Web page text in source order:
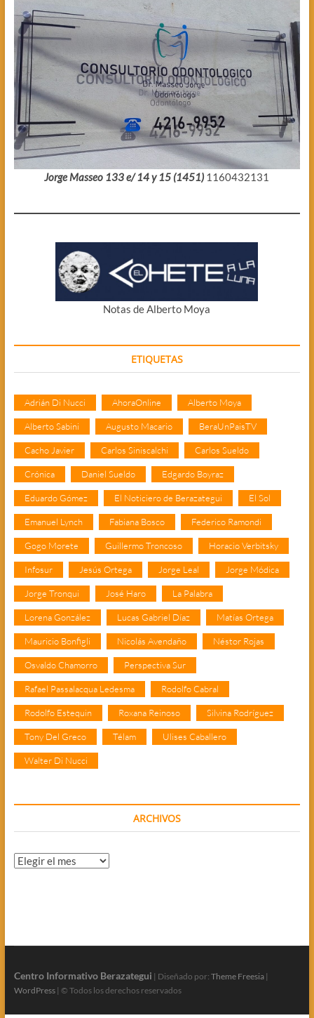
Jorge Masseo 133 e/ 14 y 15 (1451) 1160432131
Notas de Alberto Moya
ETIQUETAS
Adrián Di Nucci AhoraOnline Alberto Moya
Alberto Sabini Augusto Macario BeraUnPaisTV
Cacho Javier Carlos Siniscalchi Carlos Sueldo
Crónica Daniel Sueldo Edgardo Boyraz
Eduardo Gómez El Noticiero de Berazategui El Sol
Emanuel Lynch Fabiana Bosco Federico Ramondi
Gogo Morete Guillermo Troncoso Horacio Verbitsky
Infosur Jesús Ortega Jorge Leal Jorge Módica
Jorge Tronqui José Haro La Palabra
Lorena González Lucas Gabriel Díaz Matías Ortega
Mauricio Bonfigli Nicolás Avendaño Néstor Rojas
Osvaldo Chamorro Perspectiva Sur
Rafael Passalacqua Ledesma Rodolfo Cabral
Rodolfo Estequin Roxana Reinoso Silvina Rodríguez
Tony Del Greco Télam Ulises Caballero
Walter Di Nucci
ARCHIVOS
Archivos
Centro Informativo Berazategui | Diseñado por: Theme Freesia|
WordPress| © Todos los derechos reservados